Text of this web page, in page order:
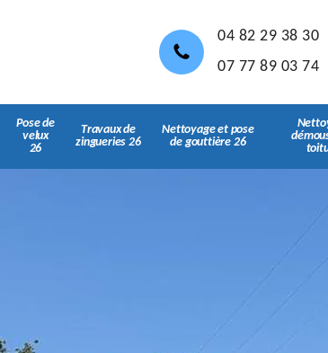
04 82 29 38 30
07 77 89 03 74
Pose de
velux
26
Travaux de
zingueries 26
Nettoyage et pose
de gouttière 26